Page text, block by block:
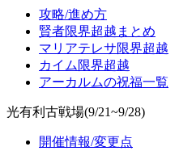
攻略/進め方
賢者限界超越まとめ
マリアテレサ限界超越
カイム限界超越
アーカルムの祝福一覧
光有利古戦場(9/21~9/28)
開催情報/変更点